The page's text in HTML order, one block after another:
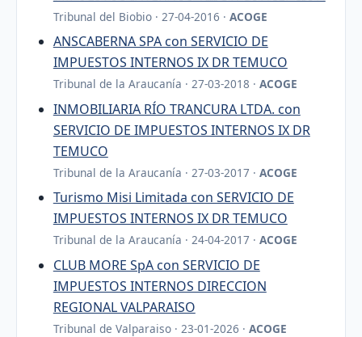
Tribunal del Biobio · 27-04-2016 · ACOGE
ANSCABERNA SPA con SERVICIO DE
IMPUESTOS INTERNOS IX DR TEMUCO
Tribunal de la Araucanía · 27-03-2018 · ACOGE
INMOBILIARIA RÍO TRANCURA LTDA. con
SERVICIO DE IMPUESTOS INTERNOS IX DR
TEMUCO
Tribunal de la Araucanía · 27-03-2017 · ACOGE
Turismo Misi Limitada con SERVICIO DE
IMPUESTOS INTERNOS IX DR TEMUCO
Tribunal de la Araucanía · 24-04-2017 · ACOGE
CLUB MORE SpA con SERVICIO DE
IMPUESTOS INTERNOS DIRECCION
REGIONAL VALPARAISO
Tribunal de Valparaiso · 23-01-2026 · ACOGE